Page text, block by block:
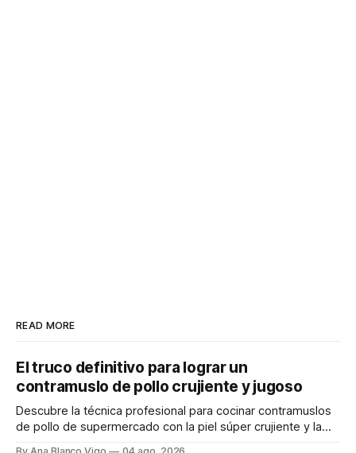
READ MORE
El truco definitivo para lograr un
contramuslo de pollo crujiente y jugoso
Descubre la técnica profesional para cocinar contramuslos
de pollo de supermercado con la piel súper crujiente y la